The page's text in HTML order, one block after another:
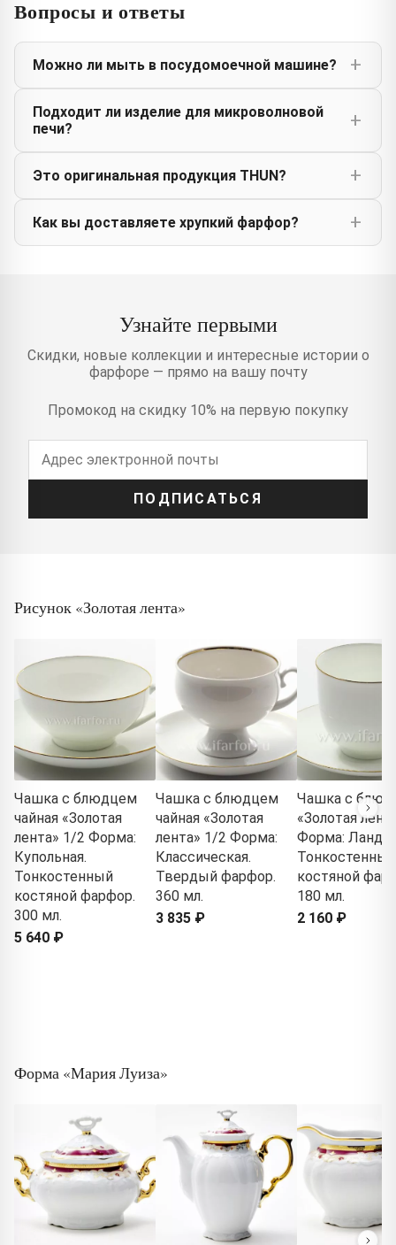
Вопросы и ответы
Можно ли мыть в посудомоечной машине?
Подходит ли изделие для микроволновой
печи?
Это оригинальная продукция THUN?
Как вы доставляете хрупкий фарфор?
Узнайте первыми
Скидки, новые коллекции и интересные истории о
фарфоре — прямо на вашу почту
Промокод на скидку 10% на первую покупку
ПОДПИСАТЬСЯ
Рисунок «Золотая лента»
Чашка с блюдцем
чайная «Золотая
лента» 1/2 Форма:
Купольная.
Тонкостенный
костяной фарфор.
300 мл.
5 640 ₽
Чашка с блюдцем
чайная «Золотая
лента» 1/2 Форма:
Классическая.
Твердый фарфор.
360 мл.
3 835 ₽
Чашка с
«Золотая
Форма:
Тонкостенный
костяной
180 мл.
2 160 ₽
Форма «Мария Луиза»